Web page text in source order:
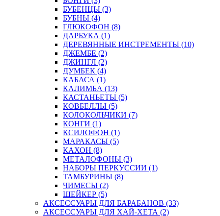
БУБЕНЦЫ (3)
БУБНЫ (4)
ГЛЮКОФОН (8)
ДАРБУКА (1)
ДЕРЕВЯННЫЕ ИНСТРЕМЕНТЫ (10)
ДЖЕМБЕ (2)
ДЖИНГЛ (2)
ДУМБЕК (4)
КАБАСА (1)
КАЛИМБА (13)
КАСТАНЬЕТЫ (5)
КОВБЕЛЛЫ (5)
КОЛОКОЛЬЧИКИ (7)
КОНГИ (1)
КСИЛОФОН (1)
МАРАКАСЫ (5)
КАХОН (8)
МЕТАЛОФОНЫ (3)
НАБОРЫ ПЕРКУССИИ (1)
ТАМБУРИНЫ (8)
ЧИМЕСЫ (2)
ШЕЙКЕР (5)
АКСЕССУАРЫ ДЛЯ БАРАБАНОВ (33)
АКСЕССУАРЫ ДЛЯ ХАЙ-ХЕТА (2)